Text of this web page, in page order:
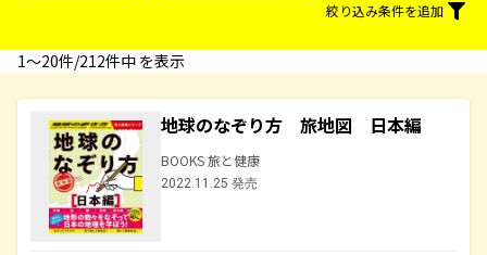
絞り込み条件を追加
1〜20件/212件中 を表示
地球のなぞり方 旅地図 日本編
BOOKS 旅と健康
2022.11.25 発売